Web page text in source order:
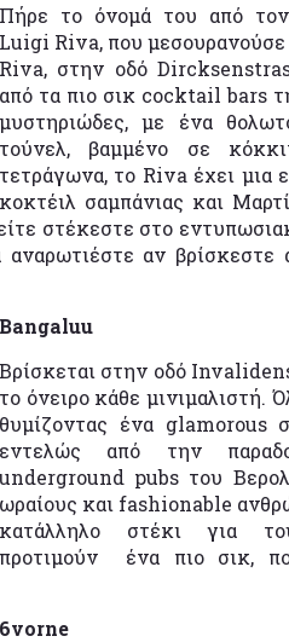
Πήρε το όνομά του από τον
Luigi Riva, που μεσουρανούσε
Riva, στην οδό
από τα πιο σικ cocktail bars
μυστηριώδες, με ένα
τούνελ, βαμμένο σε
τετράγωνα, το Riva έχει μια
κοκτέιλ σαμπάνιας και
στέκεστε στο
αν βρίσκεστε
Bangaluu
Bρίσκεται στην οδό
το όνειρο κάθε μινιμαλιστή.
θυμίζοντας ένα glamorous
εντελώς από την
underground pubs του
ωραίους και fashionable
κατάλληλο στέκι για
προτιμούν ένα πιο σικ,
6vorne